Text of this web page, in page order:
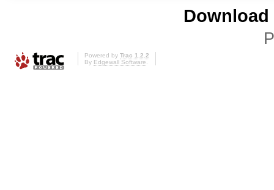
Powered by Trac 1.2.2
By Edgewall Software